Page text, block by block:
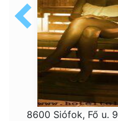
8600 Siófok, Fő u.